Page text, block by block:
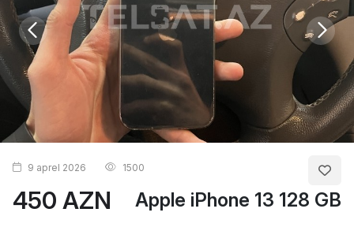
450 AZN Apple iPhone 13 128 GB
9 aprel 2026 1500